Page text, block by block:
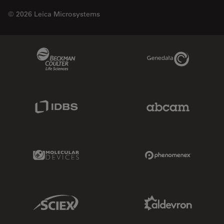
© 2026 Leica Microsystems
Genedata Link
Molecular Devices Link
Sciex Link